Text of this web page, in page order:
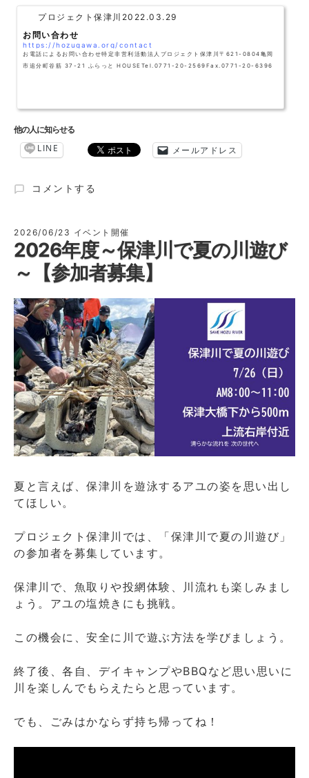
プロジェクト保津川 2022.03.29
お問い合わせ
https://hozugawa.org/contact
お電話によるお問い合わせ特定非営利活動法人プロジェクト保津川〒621-0804亀岡
市追分町谷筋 37-21 ふらっと HOUSETel.0771-20-2569Fax.0771-20-6396
他の人に知らせる
LINE メールアドレス
2026.8.23(日)
回
保
津
リ
ー
作
戦
の
お
し
ら
せ
開
亀
岡
千
代
町
川
の
亀
水
辺
公
に
コメントする
2026/06/23 イベント開催
2026年度～保津川で夏の川遊び
～【参加者募集】
夏と言えば、保津川を遊泳するアユの姿を思い出し
てほしい。
プロジェクト保津川では、「保津川で夏の川遊び」
の参加者を募集しています。
保津川で、魚取りや投網体験、川流れも楽しみまし
ょう。アユの塩焼きにも挑戦。
この機会に、安全に川で遊ぶ方法を学びましょう。
終了後、各自、デイキャンプやBBQなど思い思いに
川を楽しんでもらえたらと思っています。
でも、ごみはかならず持ち帰ってね！